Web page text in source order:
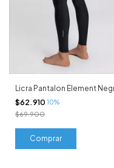
Licra Pantalon Element
$62.910 10%
$69.900
Comprar